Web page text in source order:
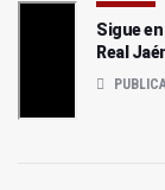
Sigue
Real